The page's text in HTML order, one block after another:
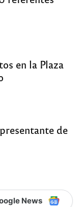
en la Plaza
de
News